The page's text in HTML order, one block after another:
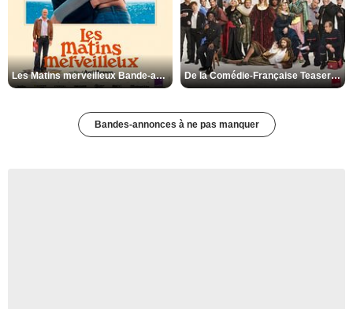
Les Matins merveilleux Bande-annonce VF De la Comédie-Française Teaser VF
Bandes-annonces à ne pas manquer